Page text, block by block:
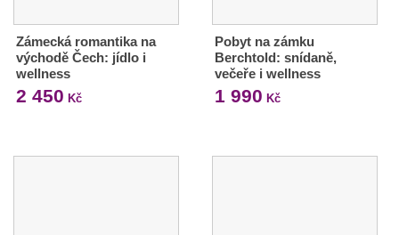
Zámecká romantika na
východě Čech: jídlo i
wellness
2 450 Kč
Pobyt na zámku
Berchtold: snídaně,
večeře i wellness
1 990 Kč